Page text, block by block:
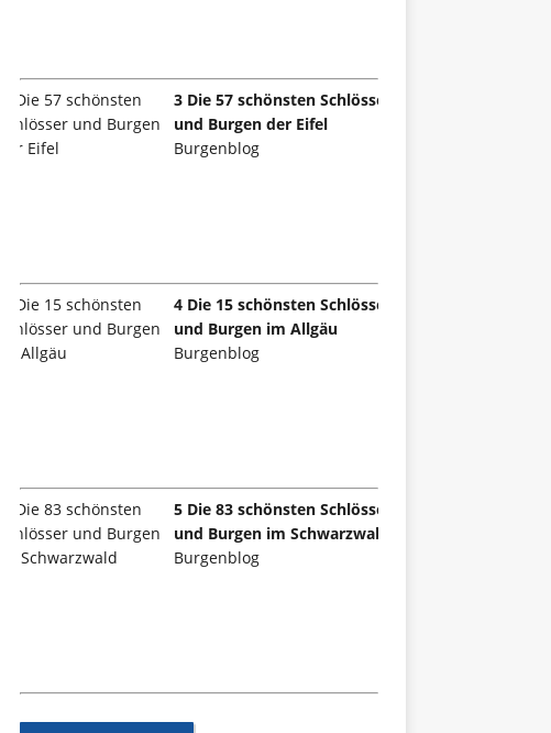
3 Die 57 schönsten Schlösser
und Burgen der Eifel
Burgenblog
4 Die 15 schönsten Schlösser
und Burgen im Allgäu
Burgenblog
5 Die 83 schönsten Schlösser
und Burgen im Schwarzwald
Burgenblog